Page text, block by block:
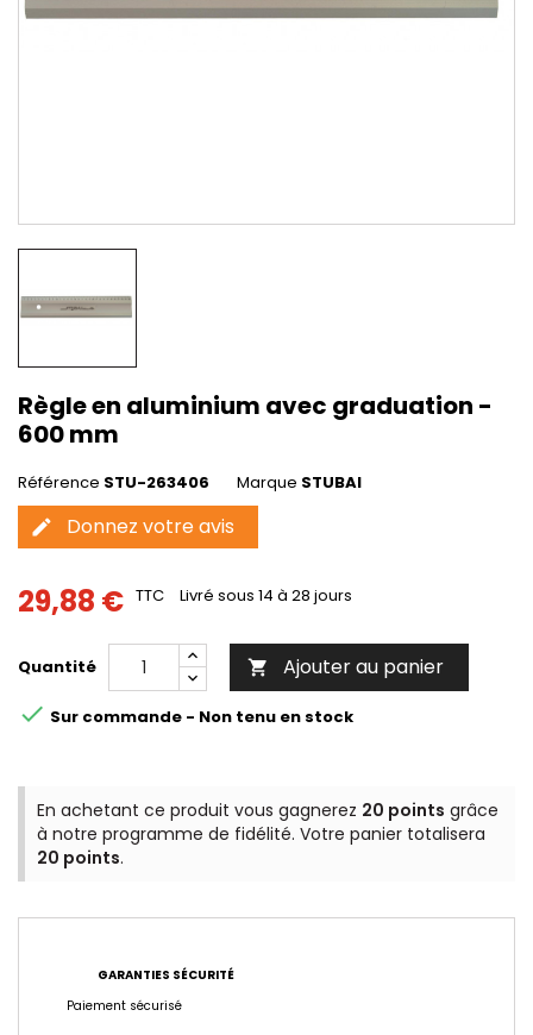
Règle en aluminium avec graduation -
600 mm
Référence STU-263406 Marque STUBAI
edit Donnez votre avis
29,88 € TTC Livré sous 14 à 28 jours
Quantité  Ajouter au panier
 Sur commande - Non tenu en stock
En achetant ce produit vous gagnerez 20 points grâce
à notre programme de fidélité. Votre panier totalisera
20 points.
GARANTIES SÉCURITÉ
Paiement sécurisé